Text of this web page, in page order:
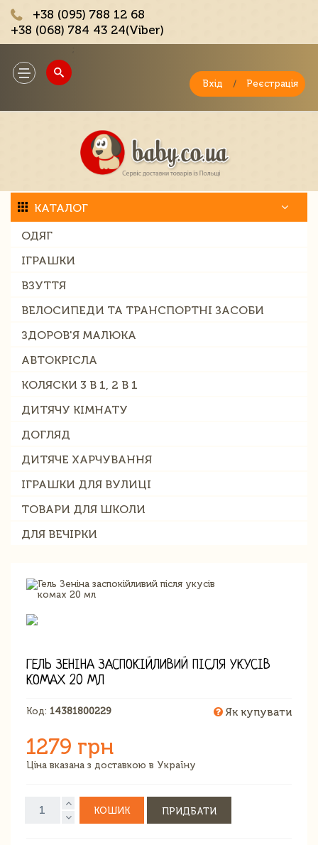
+38 (095) 788 12 68
+38 (068) 784 43 24(Viber)
Toggle
navigation
Вхід / Реєстрація
КАТАЛОГ
ОДЯГ
ІГРАШКИ
ВЗУТТЯ
ВЕЛОСИПЕДИ ТА ТРАНСПОРТНІ ЗАСОБИ
ЗДОРОВ'Я МАЛЮКА
АВТОКРІСЛА
КОЛЯСКИ 3 В 1, 2 В 1
ДИТЯЧУ КІМНАТУ
ДОГЛЯД
ДИТЯЧЕ ХАРЧУВАННЯ
ІГРАШКИ ДЛЯ ВУЛИЦІ
ТОВАРИ ДЛЯ ШКОЛИ
ДЛЯ ВЕЧІРКИ
ГЕЛЬ ЗЕНІНА ЗАСПОКІЙЛИВИЙ ПІСЛЯ УКУСІВ
КОМАХ 20 МЛ
Код: 14381800229 Як купувати
1279 грн
Ціна вказана з доставкою в Україну
КОШИК ПРИДБАТИ